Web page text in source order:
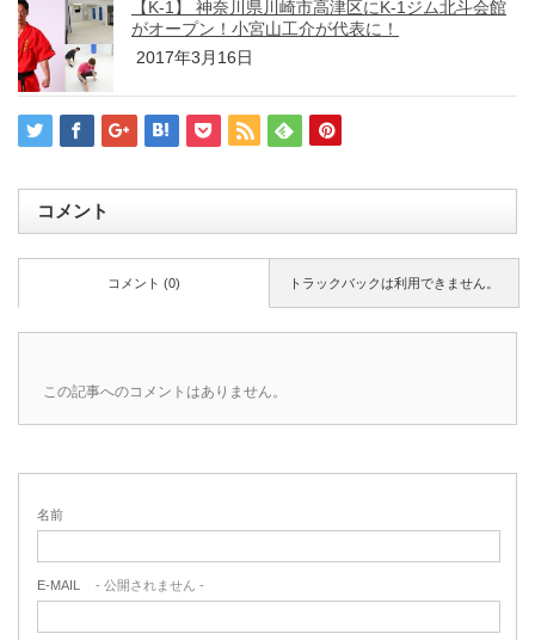
【K-1】 神奈川県川崎市高津区にK-1ジム北斗会館
がオープン！小宮山工介が代表に！
2017年3月16日
コメント
トラックバックは利用できません。
コメント (0)
この記事へのコメントはありません。
名前
E-MAIL - 公開されません -